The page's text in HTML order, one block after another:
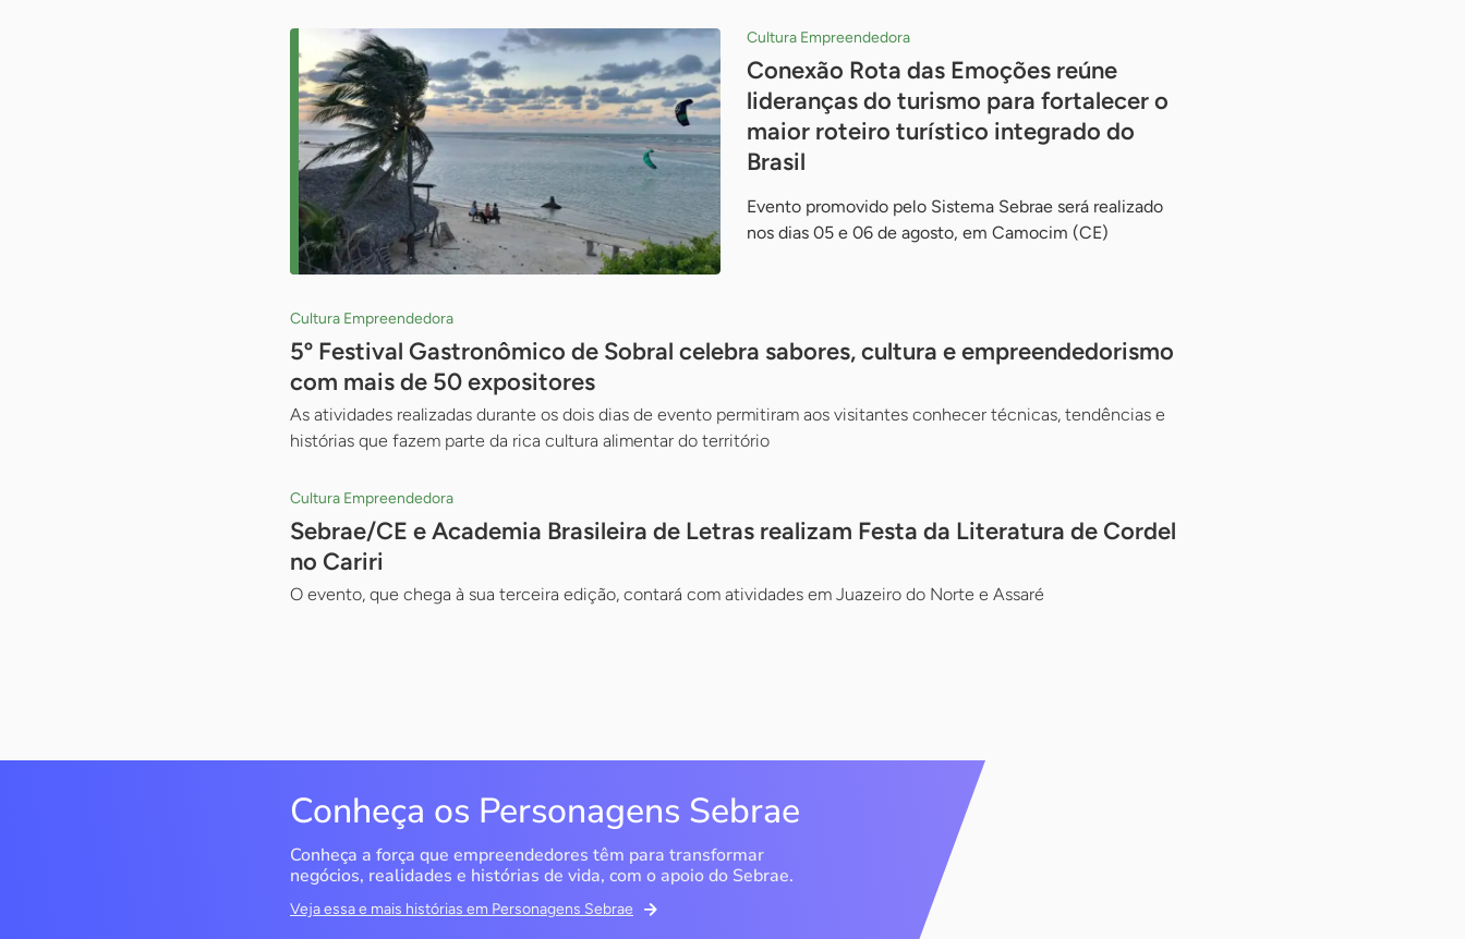
Cultura Empreendedora
Conexão Rota das Emoções reúne
lideranças do turismo para fortalecer o
maior roteiro turístico integrado do
Brasil
Evento promovido pelo Sistema Sebrae será realizado
nos dias 05 e 06 de agosto, em Camocim (CE)
Cultura Empreendedora
5º Festival Gastronômico de Sobral celebra sabores, cultura e empreendedorismo
com mais de 50 expositores
As atividades realizadas durante os dois dias de evento permitiram aos visitantes conhecer técnicas, tendências e
histórias que fazem parte da rica cultura alimentar do território
Cultura Empreendedora
Sebrae/CE e Academia Brasileira de Letras realizam Festa da Literatura de Cordel
no Cariri
O evento, que chega à sua terceira edição, contará com atividades em Juazeiro do Norte e Assaré
Conheça os Personagens Sebrae
Conheça a força que empreendedores têm para transformar
negócios, realidades e histórias de vida, com o apoio do Sebrae.
Veja essa e mais histórias em Personagens Sebrae